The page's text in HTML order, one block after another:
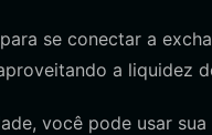
se conectar a
a liquidez
você pode usar